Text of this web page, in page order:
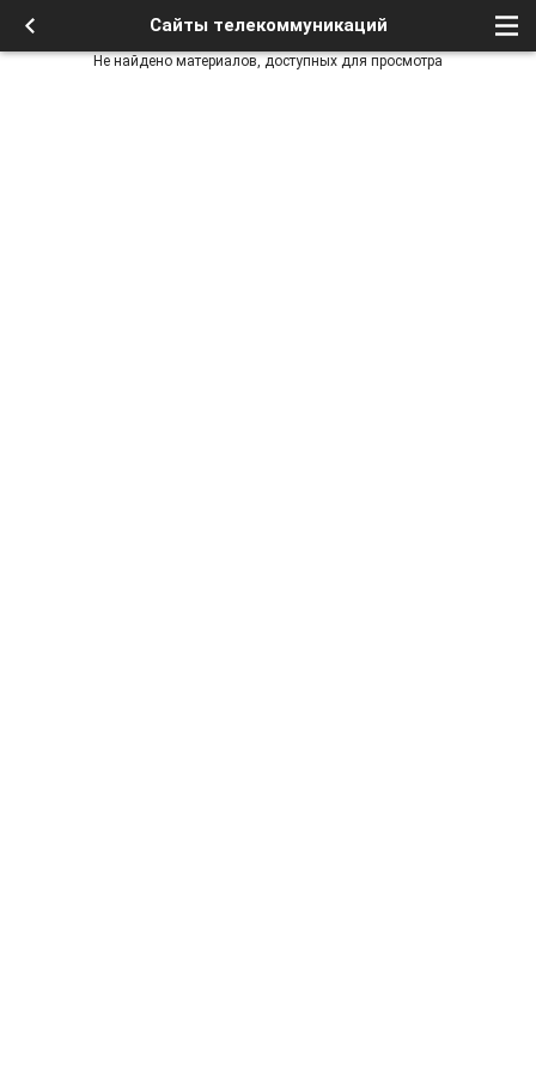
Сайты телекоммуникаций
Не найдено материалов, доступных для просмотра